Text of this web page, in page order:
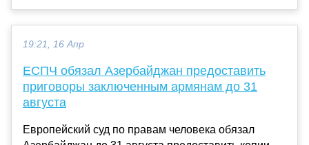
19:21, 16 Апр
ЕСПЧ обязал Азербайджан предоставить
приговоры заключенным армянам до 31
августа
Европейский суд по правам человека обязал